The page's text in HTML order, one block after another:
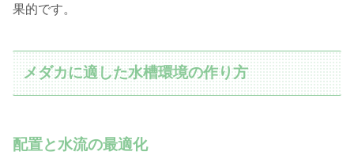
果的です。
メダカに適した水槽環境の作り方
配置と水流の最適化